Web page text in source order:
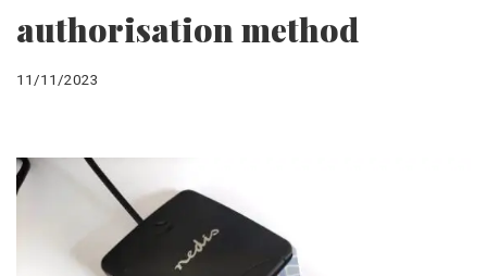
authorisation method
11/11/2023